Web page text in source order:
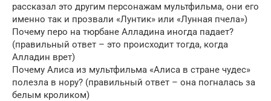
рассказал это другим персонажам мультфильма, они его
именно так и прозвали «Лунтик» или «Лунная пчела»)
Почему перо на тюрбане Алладина иногда падает?
(правильный ответ – это происходит тогда, когда
Алладин врет)
Почему Алиса из мультфильма «Алиса в стране чудес»
полезла в нору? (правильный ответ – она погналась за
белым кроликом)